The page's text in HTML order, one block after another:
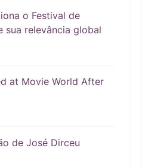
o Festival de
sua relevância global
at Movie World After
de José Dirceu